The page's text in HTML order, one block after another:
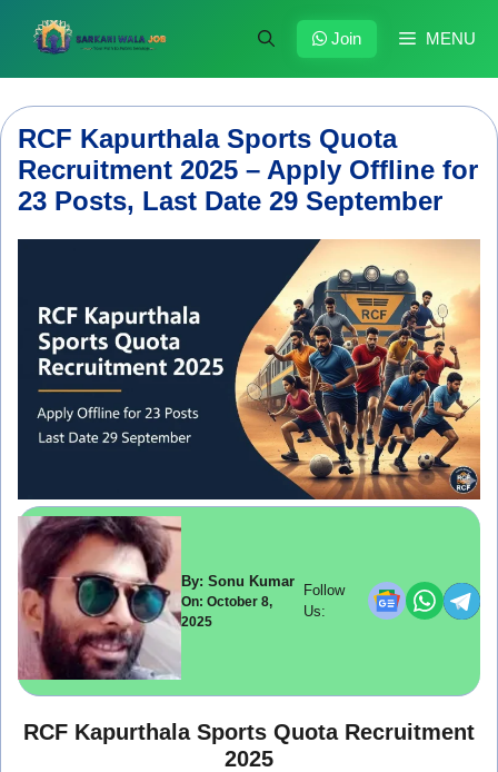
content
MENU
Join
RCF Kapurthala Sports Quota
Recruitment 2025 – Apply Offline for
23 Posts, Last Date 29 September
By: Sonu Kumar
On: October 8,
2025
Follow
Us:
RCF Kapurthala Sports Quota Recruitment
2025